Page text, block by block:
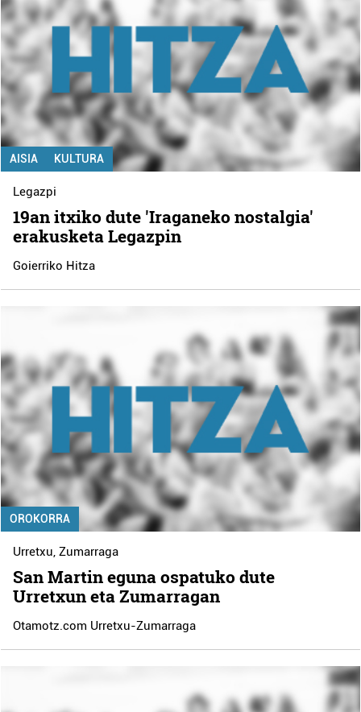
AISIA KULTURA
Legazpi
19an itxiko dute 'Iraganeko nostalgia'
erakusketa Legazpin
Goierriko Hitza
OROKORRA
Urretxu ,Zumarraga
San Martin eguna ospatuko dute
Urretxun eta Zumarragan
Otamotz.com Urretxu-Zumarraga